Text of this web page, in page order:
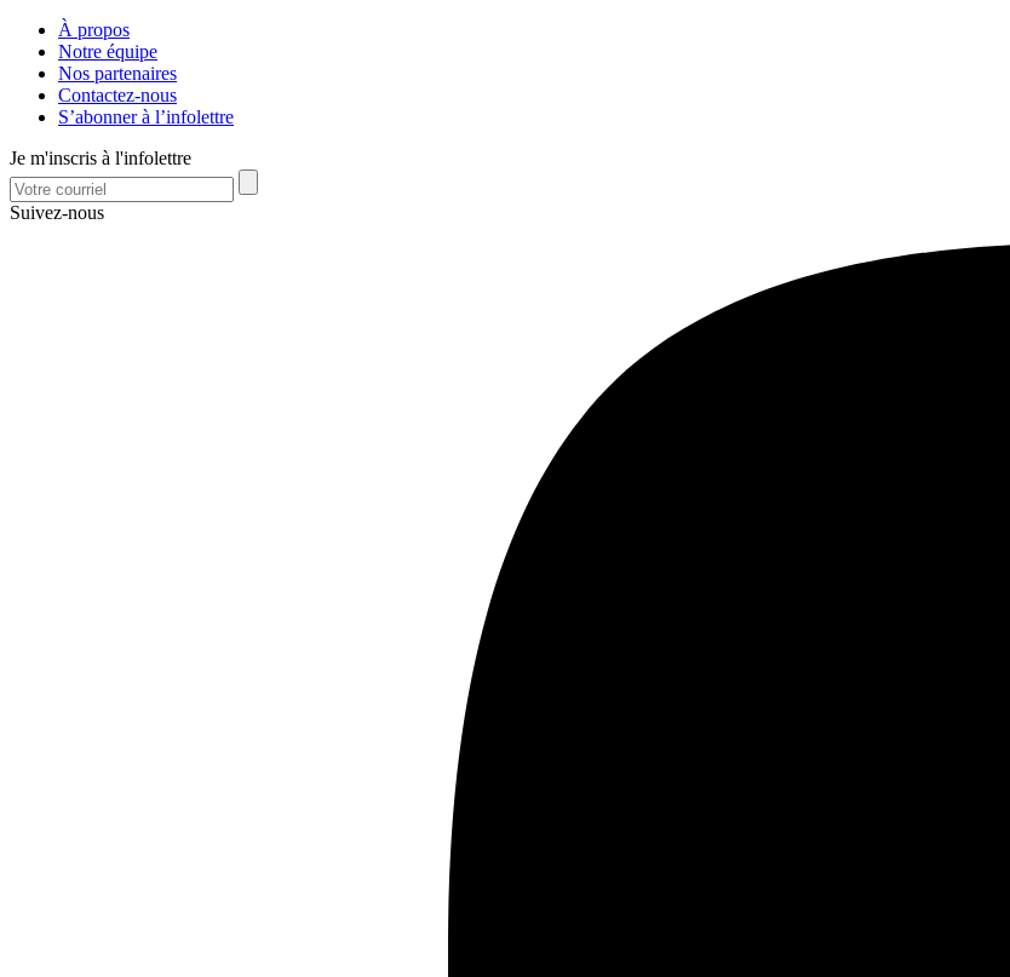
À propos
Notre équipe
Nos partenaires
Contactez-nous
S’abonner à l’infolettre
Je m'inscris à l'infolettre
Suivez-nous